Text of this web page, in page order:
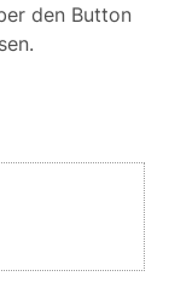
den Button